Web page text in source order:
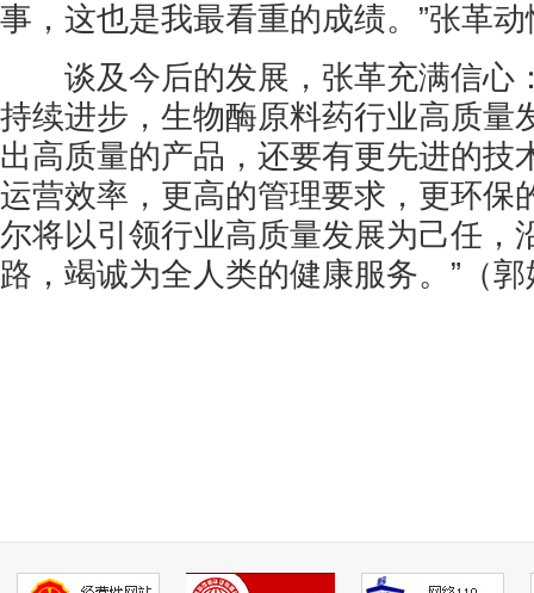
事，这也是我最看重的成绩。”张革
谈及今后的发展，张革充满信心
持续进步，生物酶原料药行业高质量
出高质量的产品，还要有更先进的技
运营效率，更高的管理要求，更环保
尔将以引领行业高质量发展为己任，
路，竭诚为全人类的健康服务。”（